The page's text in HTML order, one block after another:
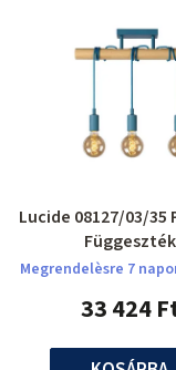
Lucide 08127/03/35
Függeszték
Megrendelèsre 7
33 424